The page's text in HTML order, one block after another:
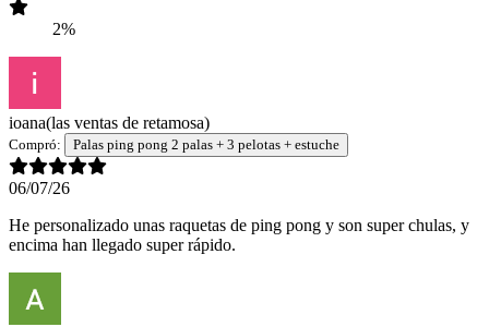
2%
ioana(las ventas de retamosa)
Compró: Palas ping pong 2 palas + 3 pelotas + estuche
06/07/26
He personalizado unas raquetas de ping pong y son super chulas, y
encima han llegado super rápido.